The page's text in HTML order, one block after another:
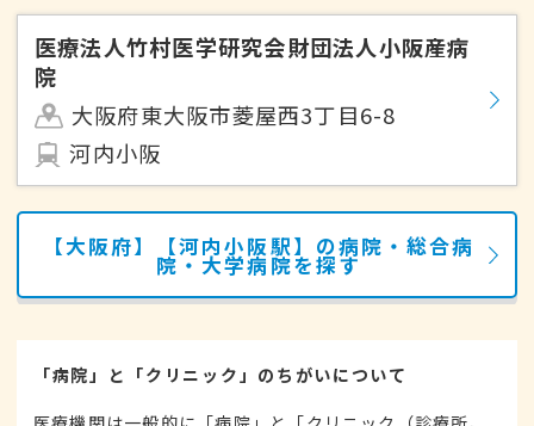
医療法人竹村医学研究会財団法人小阪産病
院
大阪府東大阪市菱屋西3丁目6-8
河内小阪
【大阪府】【河内小阪駅】の病院・総合病
院・大学病院を探す
「病院」と「クリニック」のちがいについて